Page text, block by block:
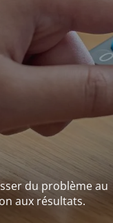
du problème au
aux résultats.